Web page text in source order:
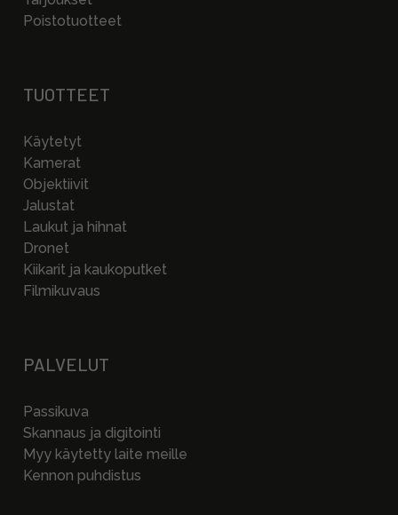
Poistotuotteet
TUOTTEET
Käytetyt
Kamerat
Objektiivit
Jalustat
Laukut ja hihnat
Dronet
Kiikarit ja kaukoputket
Filmikuvaus
PALVELUT
Passikuva
Skannaus ja digitointi
Myy käytetty laite meille
Kennon puhdistus